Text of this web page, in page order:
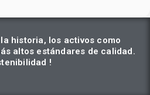
historia, los activos como
altos estándares de calidad.
!